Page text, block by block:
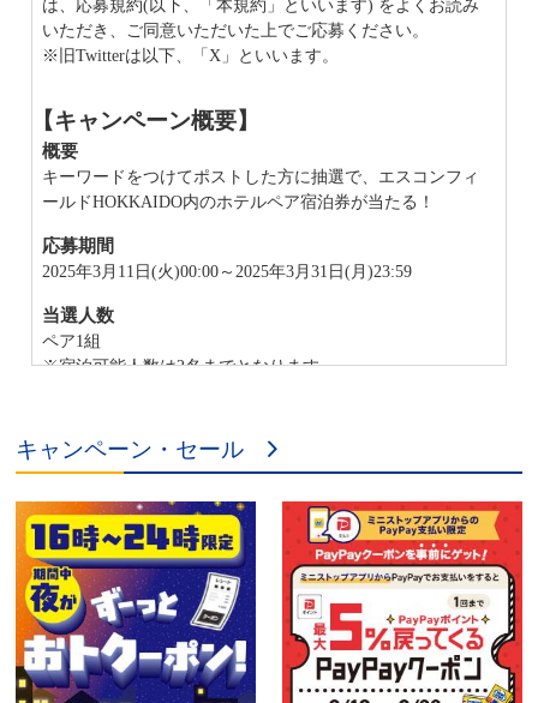
は、応募規約(以下、「本規約」といいます) をよくお読み
いただき、ご同意いただいた上でご応募ください。
※旧Twitterは以下、「X」といいます。
【キャンペーン概要】
概要
キーワードをつけてポストした方に抽選で、エスコンフィ
ールドHOKKAIDO内のホテルペア宿泊券が当たる！
応募期間
2025年3月11日(火)00:00～2025年3月31日(月)23:59
当選人数
ペア1組
※宿泊可能人数は2名までとなります。
応募方法
ント(@ministopfan)をフォロー
STEP2：「#ミニストップの北海道フェア開催中」をポスト
STEP3：応募ボタンより応募
※当選権利はご本人のみ有効となり、第三者への譲渡・転
売・換金はできません。
※本キャンペーンにおいて複数のXアカウントで応募した場
合でも、抽選対象は1つのアカウントのみになります。
※当選方法に関するお問い合わせには対応いたしかねます
キャンペーン・セール